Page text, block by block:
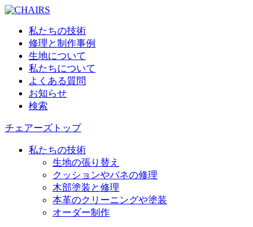
私たちの技術
修理と制作事例
生地について
私たちについて
よくある質問
お知らせ
検索
チェアーズトップ
私たちの技術
生地の張り替え
クッションやバネの修理
木部塗装と修理
本革のクリーニングや塗装
オーダー制作